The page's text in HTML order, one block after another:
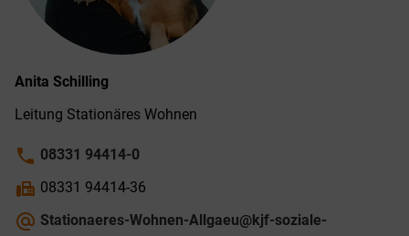
Anita Schilling
Leitung Stationäres Wohnen
phone 08331 94414-0
fax 08331 94414-36
alternate_email Stationaeres-Wohnen-Allgaeu@kjf-soziale-